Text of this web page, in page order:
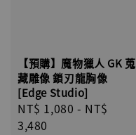
【預購】魔物獵人 GK 蒐
藏雕像 鎖刃龍胸像
[Edge Studio]
Regular
price
NT$ 1,080 - NT$
3,480